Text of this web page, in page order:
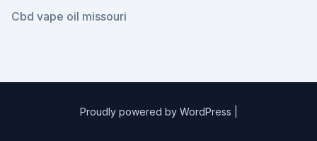
Cbd vape oil missouri
Proudly powered by WordPress